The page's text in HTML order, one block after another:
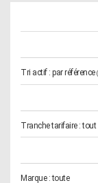
Tri actif : par référence
Tranche tarifaire :tout
Marque :toute